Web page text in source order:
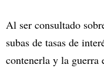
Al ser consultado
subas de tasas de
contenerla y la guerra